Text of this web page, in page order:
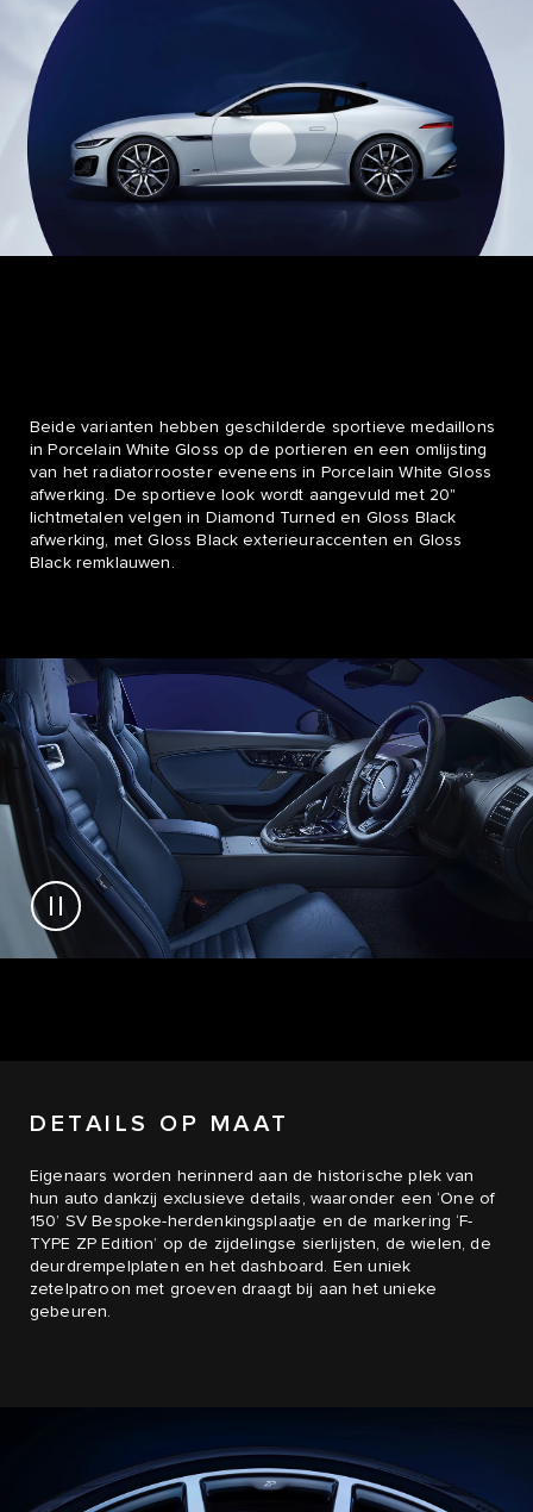
Beide varianten hebben geschilderde sportieve medaillons
in Porcelain White Gloss op de portieren en een omlijsting
van het radiatorrooster eveneens in Porcelain White Gloss
afwerking. De sportieve look wordt aangevuld met 20"
lichtmetalen velgen in Diamond Turned en Gloss Black
afwerking, met Gloss Black exterieuraccenten en Gloss
Black remklauwen.
DETAILS OP MAAT
Eigenaars worden herinnerd aan de historische plek van
hun auto dankzij exclusieve details, waaronder een ‘One of
150’ SV Bespoke-herdenkingsplaatje en de markering ‘F-
TYPE ZP Edition’ op de zijdelingse sierlijsten, de wielen, de
deurdrempelplaten en het dashboard. Een uniek
zetelpatroon met groeven draagt bij aan het unieke
gebeuren.